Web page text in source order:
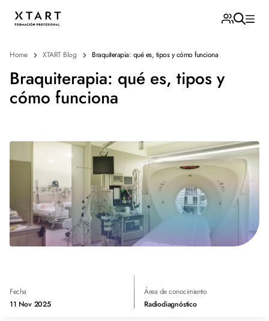
Home XTART Blog Braquiterapia: qué es, tipos y cómo funciona
Braquiterapia: qué es, tipos y
cómo funciona
Fecha
11 Nov 2025
Área de conocimiento
Radiodiagnóstico